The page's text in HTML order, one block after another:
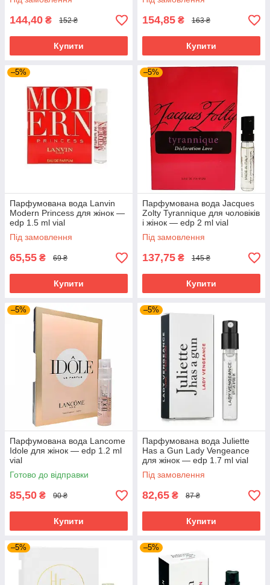
144,40 ₴ 152 ₴
Купити
154,85 ₴ 163 ₴
Купити
–5%
Парфумована вода Lanvin
Modern Princess для жінок —
edp 1.5 ml vial
Під замовлення
65,55 ₴ 69 ₴
Купити
–5%
Парфумована вода Jacques
Zolty Tyrannique для чоловіків
і жінок — edp 2 ml vial
Під замовлення
137,75 ₴ 145 ₴
Купити
–5%
Парфумована вода Lancome
Idole для жінок — edp 1.2 ml
vial
Готово до відправки
85,50 ₴ 90 ₴
Купити
–5%
Парфумована вода Juliette
Has a Gun Lady Vengeance
для жінок — edp 1.7 ml vial
Під замовлення
82,65 ₴ 87 ₴
Купити
–5% –5%